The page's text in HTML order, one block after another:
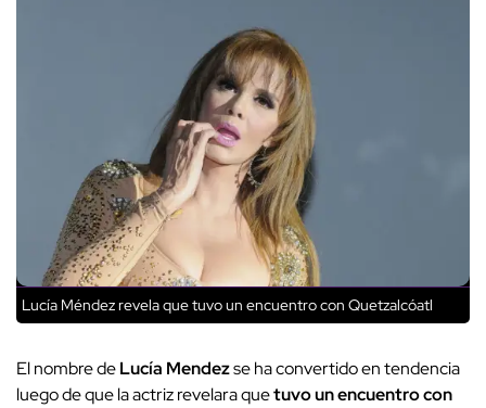
Lucía Méndez revela que tuvo un encuentro con Quetzalcóatl
El nombre deLucía Mendezse ha convertido en tendencia
luego de que la actriz revelara quetuvo un encuentro con